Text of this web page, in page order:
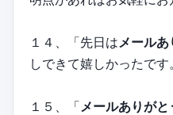
１４、「先日はメール
しできて嬉しかったです
１５、「メールありが